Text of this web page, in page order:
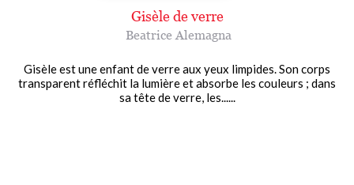
Gisèle de verre
Beatrice Alemagna
Gisèle est une enfant de verre aux yeux limpides. Son corps
transparent réfléchit la lumière et absorbe les couleurs ; dans
sa tête de verre, les......